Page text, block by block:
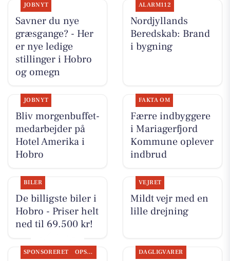
JOBNYT
Savner du nye
græsgange? - Her
er nye ledige
stillinger i Hobro
og omegn
ALARM112
Nordjyllands
Beredskab: Brand
i bygning
JOBNYT
Bliv morgenbuffet-
medarbejder på
Hotel Amerika i
Hobro
FAKTA OM
Færre indbyggere
i Mariagerfjord
Kommune oplever
indbrud
BILER
De billigste biler i
Hobro - Priser helt
ned til 69.500 kr!
VEJRET
Mildt vejr med en
lille drejning
SPONSORERET OPSLAGSTAVLEN DAGLIGVARER